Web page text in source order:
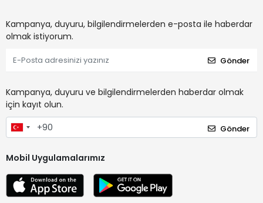
Kampanya, duyuru, bilgilendirmelerden e-posta ile haberdar
olmak istiyorum.
Gönder
Kampanya, duyuru ve bilgilendirmelerden haberdar olmak
için kayıt olun.
Gönder
Mobil Uygulamalarımız